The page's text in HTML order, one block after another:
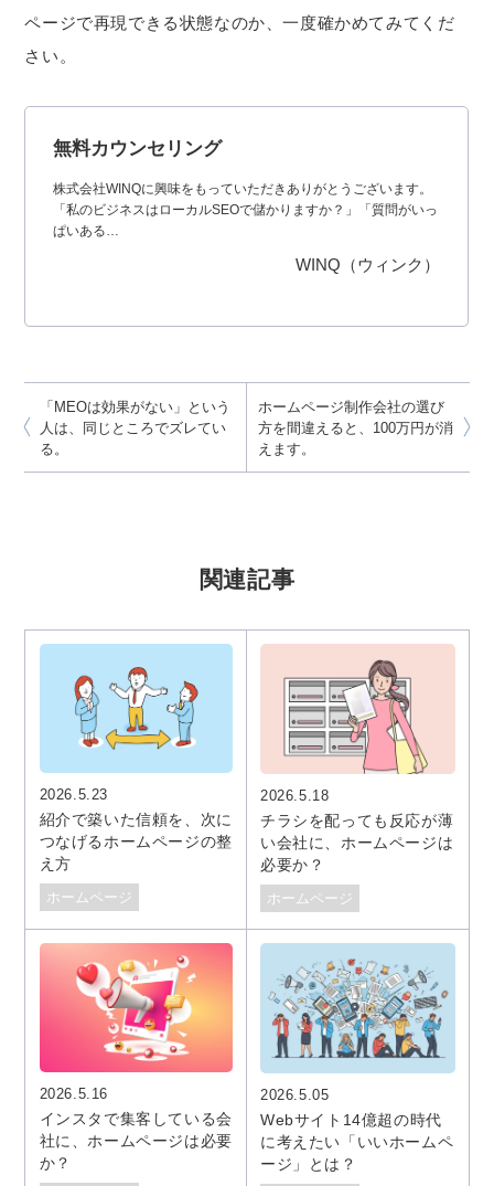
ページで再現できる状態なのか、一度確かめてみてくだ
さい。
「MEOは効果がない」という
人は、同じところでズレてい
る。
ホームページ制作会社の選び
方を間違えると、100万円が消
えます。
関連記事
2026.5.23
紹介で築いた信頼を、次に
つなげるホームページの整
え方
ホームページ
2026.5.18
チラシを配っても反応が薄
い会社に、ホームページは
必要か？
ホームページ
2026.5.16
インスタで集客している会
社に、ホームページは必要
か？
2026.5.05
Webサイト14億超の時代
に考えたい「いいホームペ
ージ」とは？